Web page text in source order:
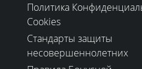
Политика
Cookies
Стандарты защиты
несовершеннолетних